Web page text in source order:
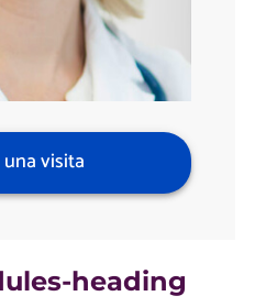
visita
heading